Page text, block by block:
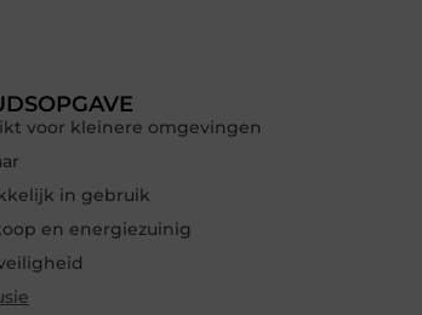
voor kleinere omgevingen
in gebruik
en energiezuinig